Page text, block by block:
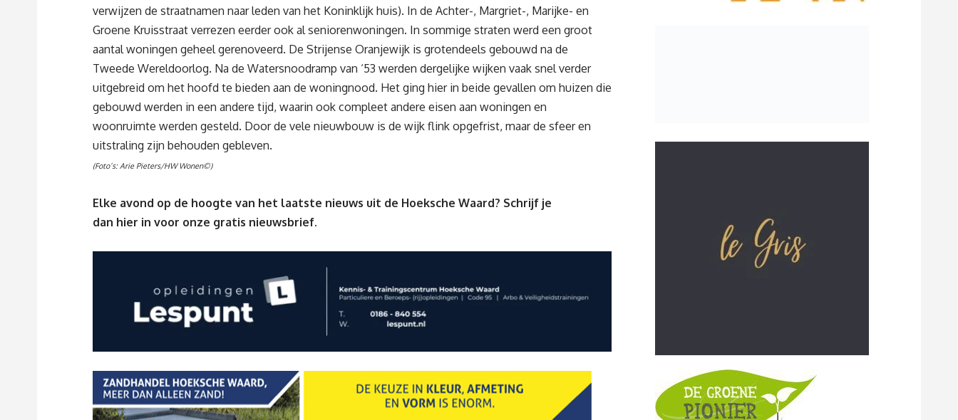
verwijzen de straatnamen naar leden van het Koninklijk huis). In de Achter-, Margriet-, Marijke- en
Groene Kruisstraat verrezen eerder ook al seniorenwoningen. In sommige straten werd een groot
aantal woningen geheel gerenoveerd. De Strijense Oranjewijk is grotendeels gebouwd na de
Tweede Wereldoorlog. Na de Watersnoodramp van ‘53 werden dergelijke wijken vaak snel verder
uitgebreid om het hoofd te bieden aan de woningnood. Het ging hier in beide gevallen om huizen die
gebouwd werden in een andere tijd, waarin ook compleet andere eisen aan woningen en
woonruimte werden gesteld. Door de vele nieuwbouw is de wijk flink opgefrist, maar de sfeer en
uitstraling zijn behouden gebleven.
(Foto’s: Arie Pieters/HW Wonen©)
Elke avond op de hoogte van het laatste nieuws uit de Hoeksche Waard? Schrijf je
dan hier in voor onze gratis nieuwsbrief.